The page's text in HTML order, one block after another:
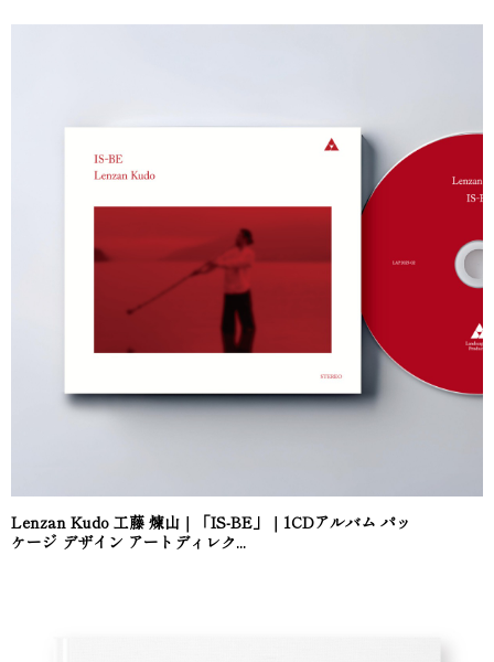
Lenzan Kudo 工藤 煉山｜「IS-BE」｜1CDアルバム パッ
ケージ デザイン アートディレク...